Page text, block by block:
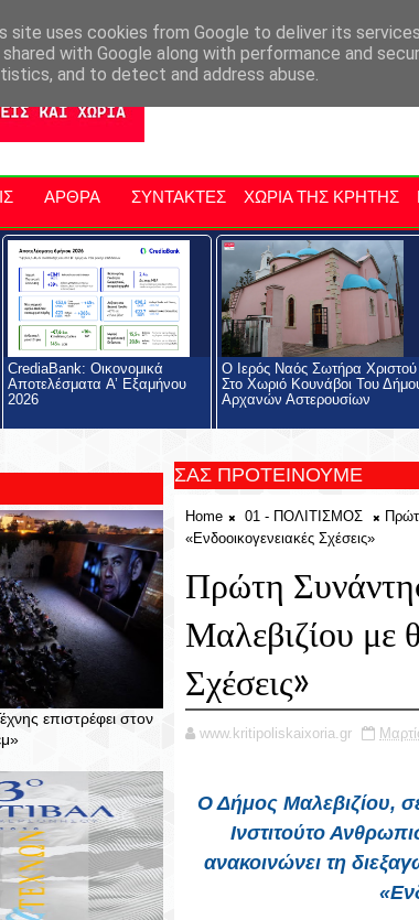
Λασιθίου Αγαπάμε Ρέθυμνο Επαρχία Μαλεβιζίου
ΑΡΘΡΑ ΣΥΝΤΑΚΤΕΣ ΧΩΡΙΑ ΤΗΣ ΚΡΗΤΗΣ
CrediaBank: Οικονομικά
Αποτελέσματα A’ Εξαμήνου
2026
Ο Ιερός Ναός Σωτήρα Χριστού
Στο Χωριό Κουνάβοι Του
Αρχανών Αστερουσίων
επιστρέφει στον
ΣΑΣ ΠΡΟΤΕΙΝΟΥΜΕ
Home 01 - ΠΟΛΙΤΙΣΜΟΣ
«Ενδοοικογενειακές Σχέσεις»
Πρώτη
Μαλεβιζίου με
Σχέσεις»
www.kritipoliskaixoria.gr
Ο Δήμος Μαλεβιζίου,
Ινστιτούτο
ανακοινώνει τη
site uses cookies from Google to deliver its
shared with Google along with performance and
and to detect and address abuse.